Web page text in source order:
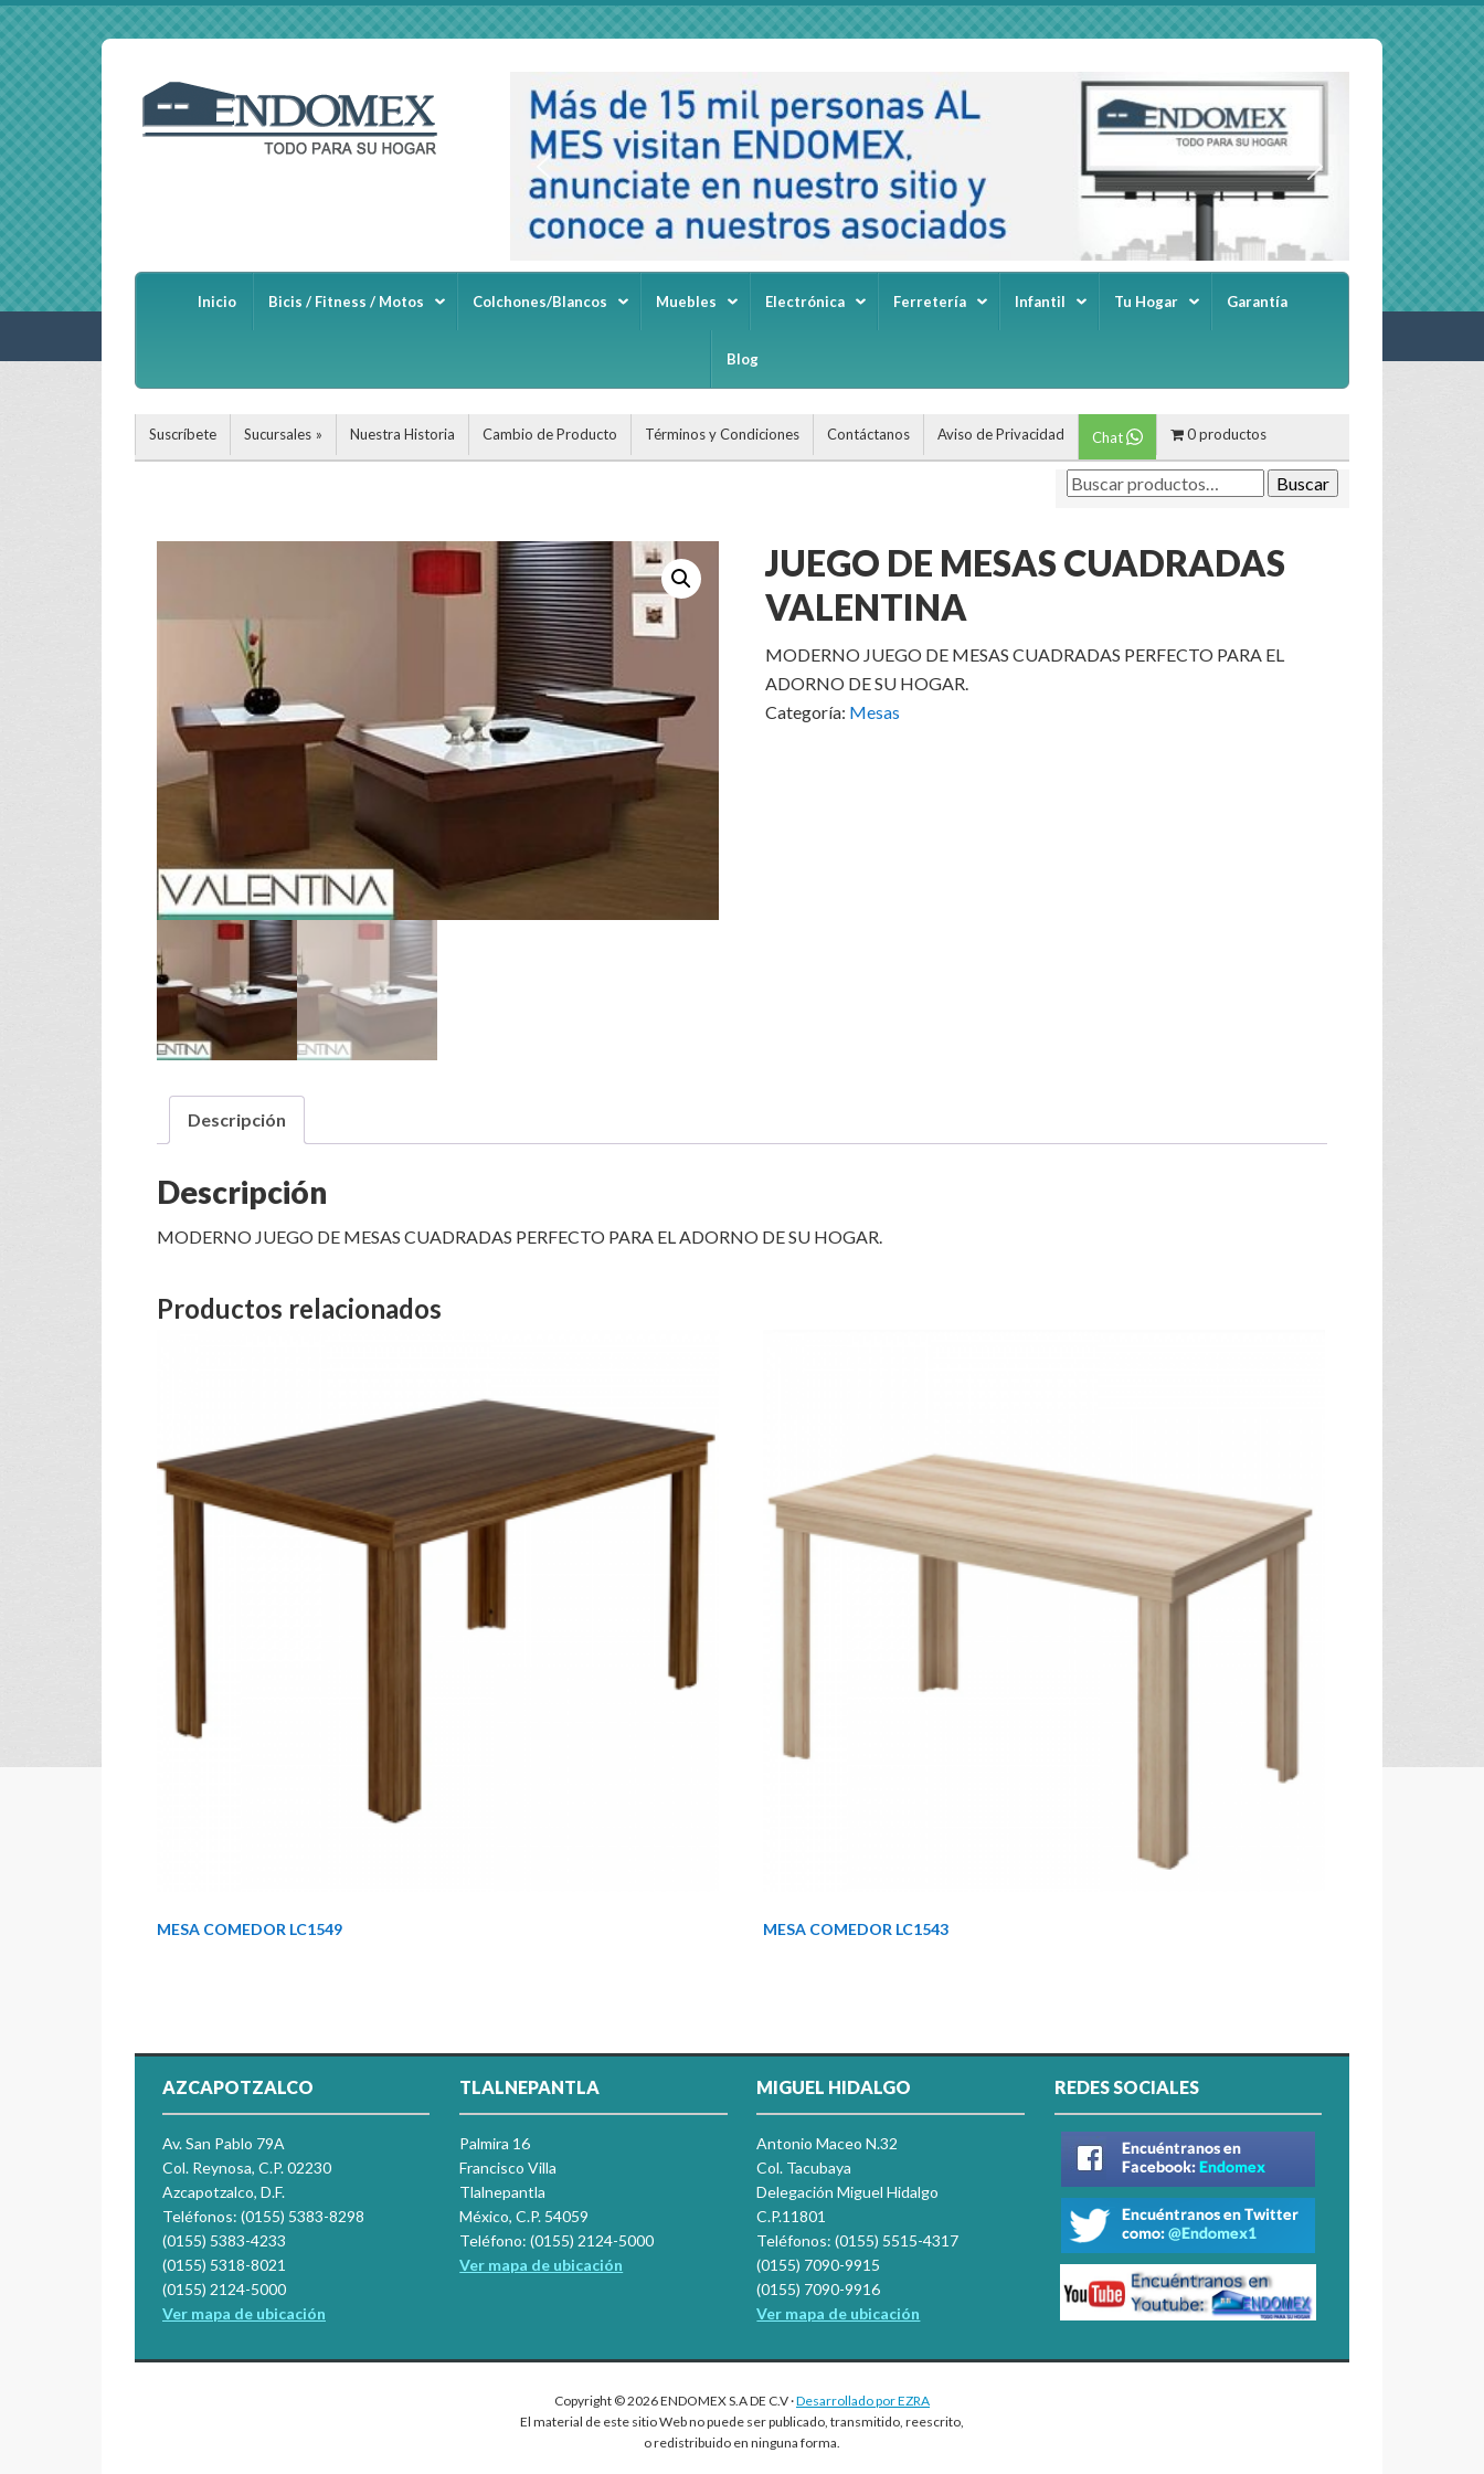
Inicio Bicis / Fitness / Motos Colchones/Blancos Muebles Electrónica Ferretería Infantil Tu Hogar Garantía
Blog
Suscríbete Sucursales Nuestra Historia Cambio de Producto Términos y Condiciones Contáctanos Aviso de Privacidad Chat 0 productos
Buscar
JUEGO DE MESAS CUADRADAS
VALENTINA
MODERNO JUEGO DE MESAS CUADRADAS PERFECTO PARA EL
ADORNO DE SU HOGAR.
Categoría: Mesas
Descripción
Descripción
MODERNO JUEGO DE MESAS CUADRADAS PERFECTO PARA EL ADORNO DE SU HOGAR.
Productos relacionados
MESA COMEDOR LC1549 MESA COMEDOR LC1543
AZCAPOTZALCO
Av. San Pablo 79A
Col. Reynosa, C.P. 02230
Azcapotzalco, D.F.
Teléfonos: (0155) 5383-8298
(0155) 5383-4233
(0155) 5318-8021
(0155) 2124-5000
Ver mapa de ubicación
TLALNEPANTLA
Palmira 16
Francisco Villa
Tlalnepantla
México, C.P. 54059
Teléfono: (0155) 2124-5000
Ver mapa de ubicación
MIGUEL HIDALGO
Antonio Maceo N.32
Col. Tacubaya
Delegación Miguel Hidalgo
C.P.11801
Teléfonos: (0155) 5515-4317
(0155) 7090-9915
(0155) 7090-9916
Ver mapa de ubicación
REDES SOCIALES
Copyright © 2026 ENDOMEX S.A DE C.V ·Desarrollado por EZRA
El material de este sitio Web no puede ser publicado, transmitido, reescrito,
o redistribuido en ninguna forma.